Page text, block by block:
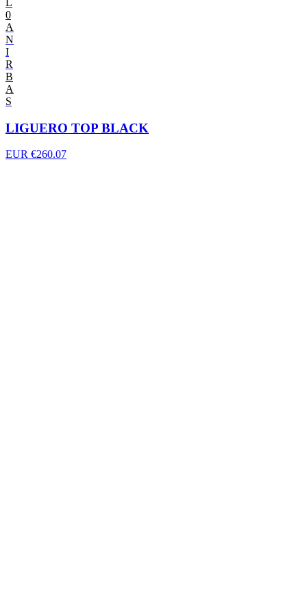
L
0
A
N
I
R
B
A
S
LIGUERO TOP BLACK
EUR €260.07